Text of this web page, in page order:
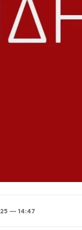
— 14:47